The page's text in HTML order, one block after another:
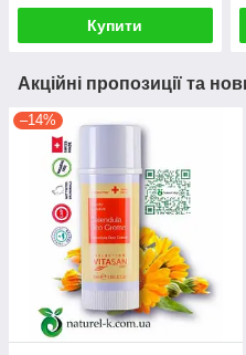
Купити
Акційні пропозиції та
–14%